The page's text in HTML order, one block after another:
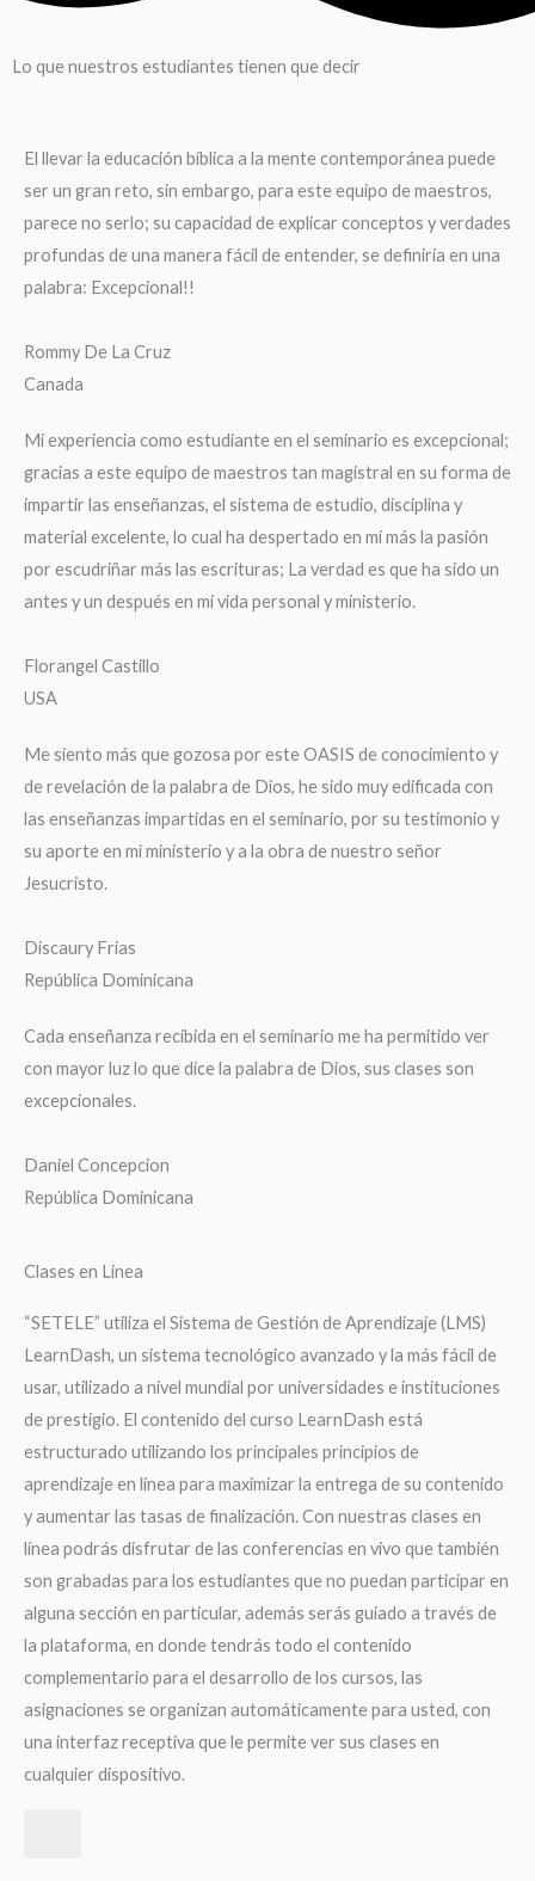
Lo que nuestros estudiantes tienen que decir
El llevar la educación bíblica a la mente contemporánea puede
ser un gran reto, sin embargo, para este equipo de maestros,
parece no serlo; su capacidad de explicar conceptos y verdades
profundas de una manera fácil de entender, se definiría en una
palabra: Excepcional!!
Rommy De La Cruz
Canada
Mi experiencia como estudiante en el seminario es excepcional;
gracias a este equipo de maestros tan magistral en su forma de
impartir las enseñanzas, el sistema de estudio, disciplina y
material excelente, lo cual ha despertado en mí más la pasión
por escudriñar más las escrituras; La verdad es que ha sido un
antes y un después en mi vida personal y ministerio.
Florangel Castillo
USA
Me siento más que gozosa por este OASIS de conocimiento y
de revelación de la palabra de Dios, he sido muy edificada con
las enseñanzas impartidas en el seminario, por su testimonio y
su aporte en mi ministerio y a la obra de nuestro señor
Jesucristo.
Discaury Frias
República Dominicana
Cada enseñanza recibida en el seminario me ha permitido ver
con mayor luz lo que dice la palabra de Dios, sus clases son
excepcionales.
Daniel Concepcion
República Dominicana
Clases en Linea
“SETELE” utiliza el Sistema de Gestión de Aprendizaje (LMS)
LearnDash, un sistema tecnológico avanzado y la más fácil de
usar, utilizado a nivel mundial por universidades e instituciones
de prestigio. El contenido del curso LearnDash está
estructurado utilizando los principales principios de
aprendizaje en línea para maximizar la entrega de su contenido
y aumentar las tasas de finalización. Con nuestras clases en
línea podrás disfrutar de las conferencias en vivo que también
son grabadas para los estudiantes que no puedan participar en
alguna sección en particular, además serás guiado a través de
la plataforma, en donde tendrás todo el contenido
complementario para el desarrollo de los cursos, las
asignaciones se organizan automáticamente para usted, con
una interfaz receptiva que le permite ver sus clases en
cualquier dispositivo.